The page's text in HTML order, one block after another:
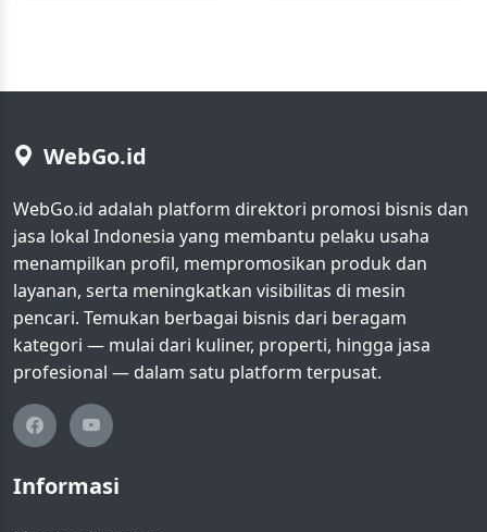
WebGo.id
WebGo.id adalah platform direktori promosi bisnis dan
jasa lokal Indonesia yang membantu pelaku usaha
menampilkan profil, mempromosikan produk dan
layanan, serta meningkatkan visibilitas di mesin
pencari. Temukan berbagai bisnis dari beragam
kategori — mulai dari kuliner, properti, hingga jasa
profesional — dalam satu platform terpusat.
Informasi